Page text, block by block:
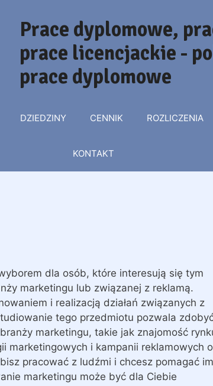
Prace dyplomowe,
prace licencjackie -
prace dyplomowe
DZIEDZINY CENNIK ROZLICZENIA
KONTAKT
dla osób, które interesują się tym
marketingu lub związanej z reklamą.
i realizacją działań związanych z
tego przedmiotu pozwala
marketingu, takie jak znajomość
marketingowych i kampanii reklamowych
pracować z ludźmi i chcesz pomagać
marketingu może być dla Ciebie